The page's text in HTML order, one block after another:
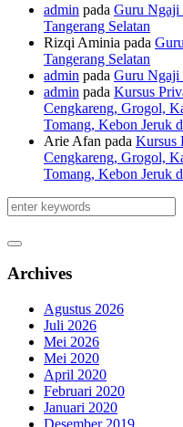
admin pada Guru Ngaji
Tangerang Selatan
Rizqi Aminia pada
Tangerang Selatan
admin pada Guru Ngaji
admin pada Kursus
Cengkareng, Grogol,
Tomang, Kebon Jeruk
Arie Afan pada Kursus
Cengkareng, Grogol,
Tomang, Kebon Jeruk
Archives
Agustus 2026
Juli 2026
Mei 2026
Mei 2020
April 2020
Februari 2020
Januari 2020
Desember 2019